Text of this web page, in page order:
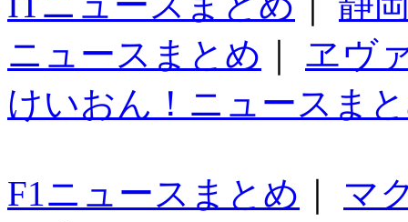
ニュースまとめ
ヱヴ
けいおん！ニュースま
F1ニュースまとめ
マ